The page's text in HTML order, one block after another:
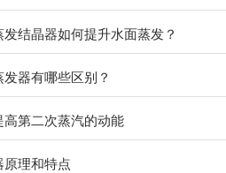
结晶器如何提升水面蒸发？
器有哪些区别？
高第二次蒸汽的动能
原理和特点